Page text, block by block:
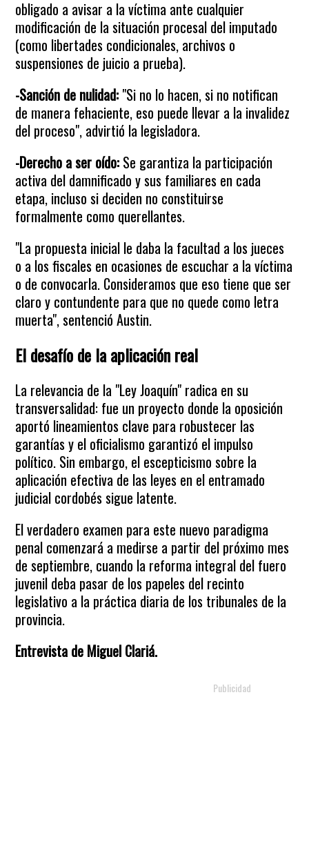
obligado a avisar a la víctima ante cualquier
modificación de la situación procesal del imputado
(como libertades condicionales, archivos o
suspensiones de juicio a prueba).
-Sanción de nulidad: "Si no lo hacen, si no notifican
de manera fehaciente, eso puede llevar a la invalidez
del proceso", advirtió la legisladora.
-Derecho a ser oído: Se garantiza la participación
activa del damnificado y sus familiares en cada
etapa, incluso si deciden no constituirse
formalmente como querellantes.
"La propuesta inicial le daba la facultad a los jueces
o a los fiscales en ocasiones de escuchar a la víctima
o de convocarla. Consideramos que eso tiene que ser
claro y contundente para que no quede como letra
muerta", sentenció Austin.
El desafío de la aplicación real
La relevancia de la "Ley Joaquín" radica en su
transversalidad: fue un proyecto donde la oposición
aportó lineamientos clave para robustecer las
garantías y el oficialismo garantizó el impulso
político. Sin embargo, el escepticismo sobre la
aplicación efectiva de las leyes en el entramado
judicial cordobés sigue latente.
El verdadero examen para este nuevo paradigma
penal comenzará a medirse a partir del próximo mes
de septiembre, cuando la reforma integral del fuero
juvenil deba pasar de los papeles del recinto
legislativo a la práctica diaria de los tribunales de la
provincia.
Entrevista de Miguel Clariá.